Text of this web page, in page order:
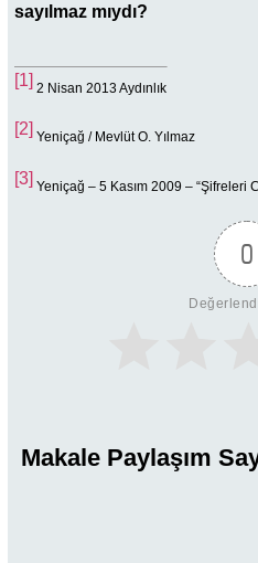
sayılmaz mıydı?
[1] 2 Nisan 2013 Aydınlık
[2] Yeniçağ / Mevlüt O. Yılmaz
[3] Yeniçağ – 5 Kasım 2009 – “Şifreleri
0
Makale Paylaşım